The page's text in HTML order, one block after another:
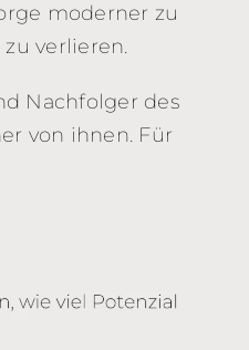
moderner zu
verlieren.
Nachfolger des
von ihnen. Für